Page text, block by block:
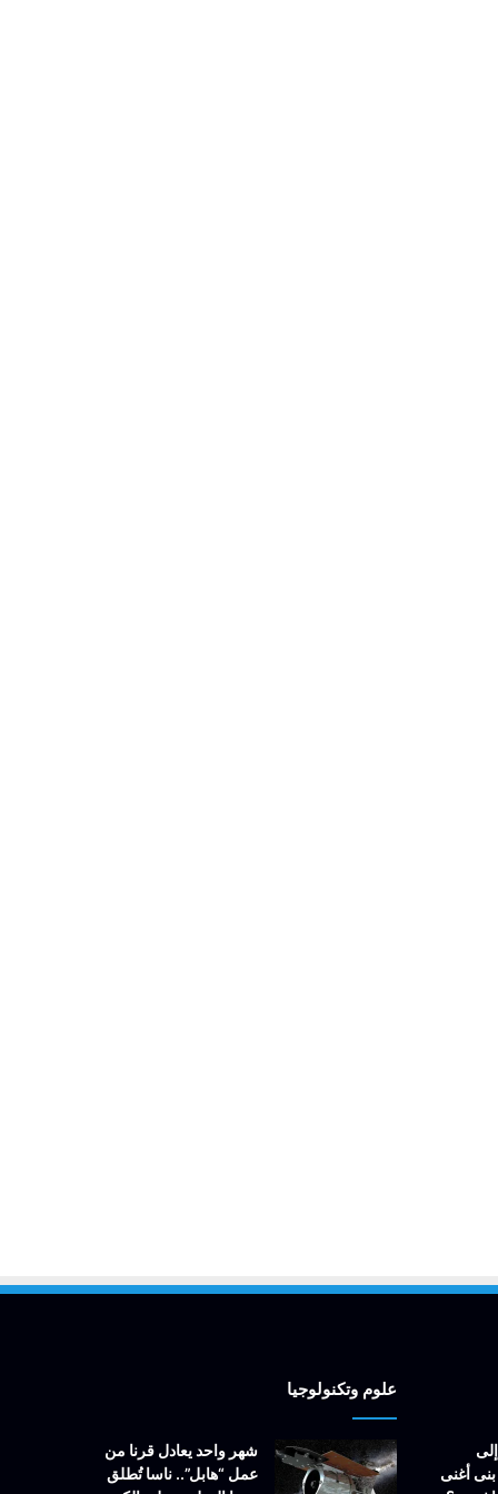
أغنى
علوم وتكنولوجيا
شهر واحد يعادل قرنا من
عمل “هابل”.. ناسا تُطلق